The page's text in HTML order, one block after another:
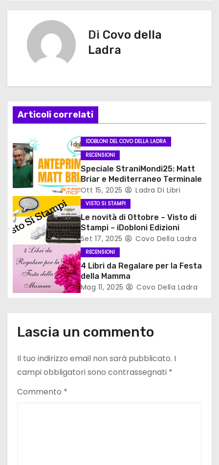
v
z
n
e
a
r
t
i
o
Di Covo della
Ladra
Articoli correlati
IDOBLONI DEL COVO DELLA LADRA
RECENSIONI
Speciale StraniMondi25: Matt
Briar e Mediterraneo Terminale
Ott 15, 2025 Ladra Di Libri
VISTO SI STAMPI
Le novità di Ottobre – Visto di
Stampi – iDobloni Edizioni
Set 17, 2025 Covo Della Ladra
RECENSIONI
4 Libri da Regalare per la Festa
della Mamma
Mag 11, 2025 Covo Della Ladra
Lascia un commento
Il tuo indirizzo email non sarà pubblicato. I
campi obbligatori sono contrassegnati *
Commento *